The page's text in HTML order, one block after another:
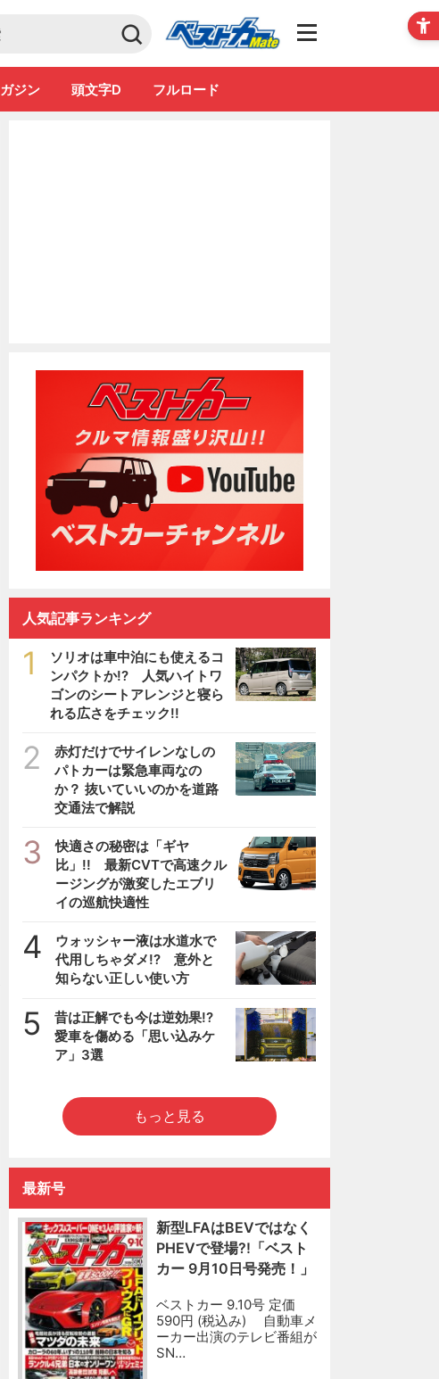
Club
ジン 頭文字D フルロード
人気記事ランキング
1
ソリオは車中泊にも使えるコ
ンパクトか!? 人気ハイトワ
ゴンのシートアレンジと寝ら
れる広さをチェック!!
2
赤灯だけでサイレンなしの
パトカーは緊急車両なの
か？ 抜いていいのかを道路
交通法で解説
3
快適さの秘密は「ギヤ
比」!! 最新CVTで高速クル
ージングが激変したエブリ
イの巡航快適性
4
ウォッシャー液は水道水で
代用しちゃダメ!? 意外と
知らない正しい使い方
5
昔は正解でも今は逆効果!?
愛車を傷める「思い込みケ
ア」3選
もっと見る
最新号
新型LFAはBEVではなく
PHEVで登場?!「ベスト
カー 9月10日号発売！」
ベストカー 9.10号 定価
590円 (税込み) 自動車メ
ーカー出演のテレビ番組が
SN…